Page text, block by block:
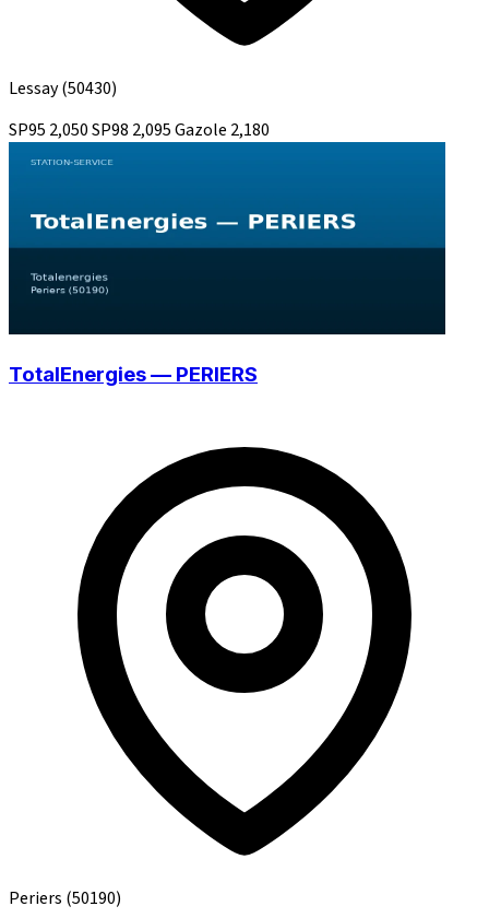
Lessay(50430)
SP95 2,050SP98 2,095Gazole 2,180
TotalEnergies — PERIERS
Periers (50190)